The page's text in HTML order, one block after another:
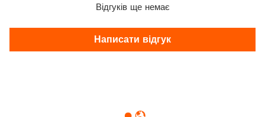
Відгуків ще немає
Написати відгук